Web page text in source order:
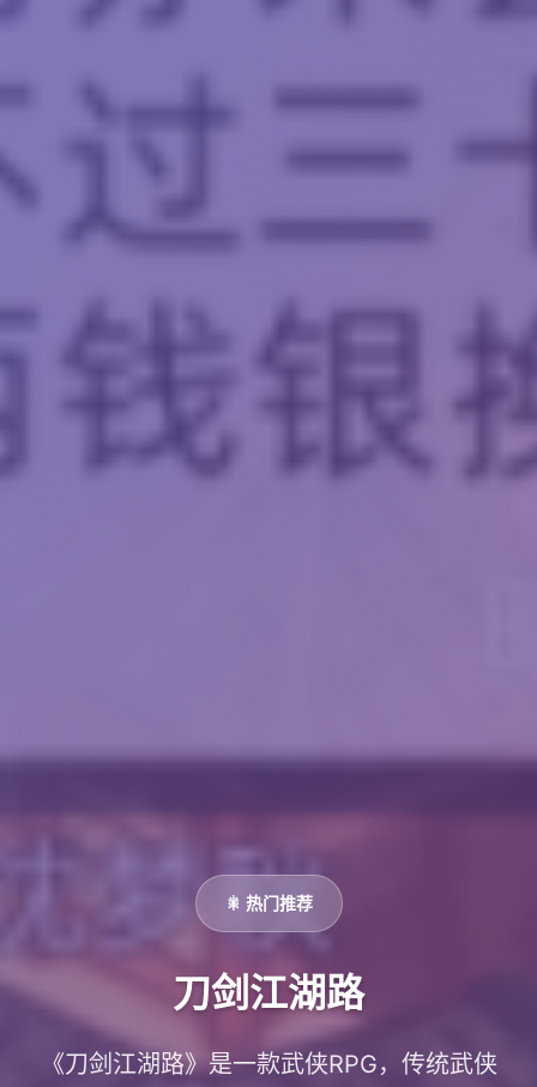
🎇 热门推荐
刀剑江湖路
《刀剑江湖路》是一款武侠RPG，传统武侠